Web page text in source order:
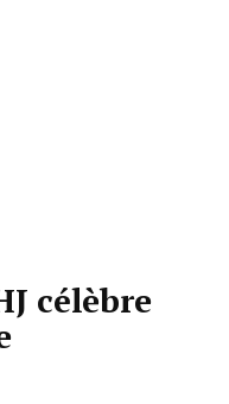
célèbre